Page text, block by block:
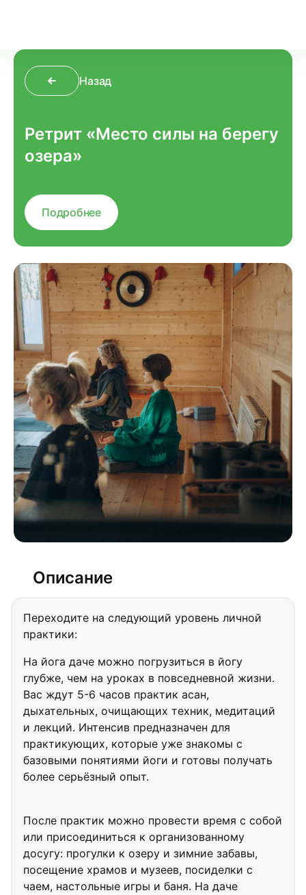
Назад
Ретрит «Место силы на берегу
озера»
Подробнее
Описание
Переходите на следующий уровень личной
практики:
На йога даче можно погрузиться в йогу
глубже, чем на уроках в повседневной жизни.
Вас ждут 5-6 часов практик асан,
дыхательных, очищающих техник, медитаций
и лекций. Интенсив предназначен для
практикующих, которые уже знакомы с
базовыми понятиями йоги и готовы получать
более серьёзный опыт.
После практик можно провести время с собой
или присоединиться к организованному
досугу: прогулки к озеру и зимние забавы,
посещение храмов и музеев, посиделки с
чаем, настольные игры и баня. На даче